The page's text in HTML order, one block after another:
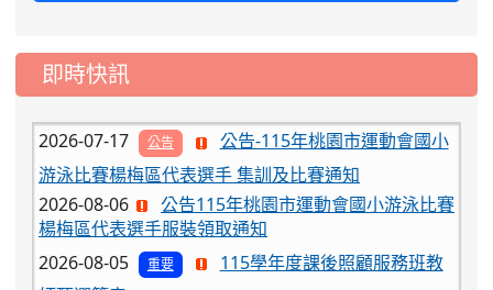
即時快訊
2026-07-31
公告
學校對面建案申請8月份「施
工車輛臨停」一案，請各位用路人留意
2026-07-17
公告
公告-115年桃園市運動會國小
游泳比賽楊梅區代表選手 集訓及比賽通知
2026-08-06
公告115年桃園市運動會國小游泳比賽
楊梅區代表選手服裝領取通知
2026-08-05
115學年度課後照顧服務班教
師甄選簡章